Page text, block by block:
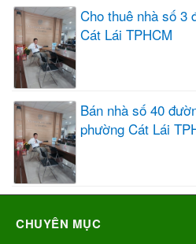
Cho thuê nhà số 3
Cát Lái TPHCM
Bán nhà số 40
phường Cát Lái
CHUYÊN MỤC